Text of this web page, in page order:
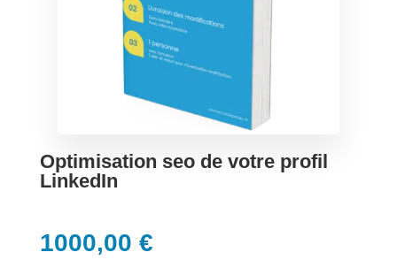
Optimisation seo de votre profil
LinkedIn
1000,00 €